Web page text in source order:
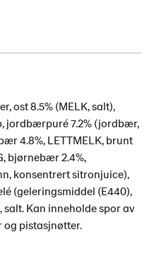
ost 8.5% (MELK, salt),
jordbærpuré 7.2% (jordbær,
4.8%, LETTMELK, brunt
bjørnebær 2.4%,
konsentrert sitronjuice),
(geleringsmiddel (E440),
salt. Kan inneholde spor av
og pistasjnøtter.